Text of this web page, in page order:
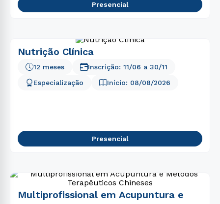
Presencial
Nutrição Clínica
Especialização
12 meses
Início: 08/08/2026
Inscrição: 11/06 a 30/11
Presencial
Multiprofissional em Acupuntura e